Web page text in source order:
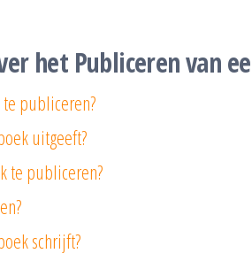
het Publiceren van
publiceren?
uitgeeft?
te publiceren?
schrijft?